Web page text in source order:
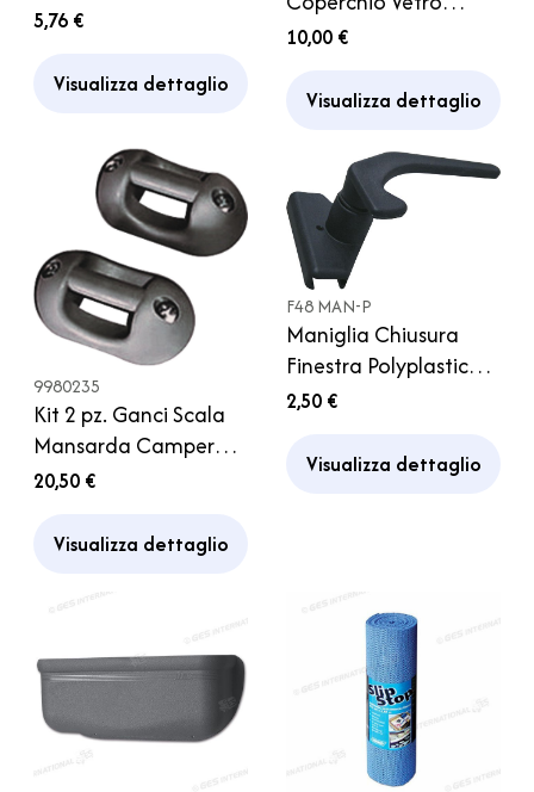
Pensile Armadio
5,76 €
Visualizza dettaglio
Piano Cucina
Camper
10,00 €
Visualizza dettaglio
9980235
Kit 2 pz. Ganci Scala
Mansarda Camper
Hymer
20,50 €
Visualizza dettaglio
F48 MAN-P
Maniglia Chiusura
Finestra Polyplastic
Polyfix F20 F23 F24
2,50 €
Visualizza dettaglio